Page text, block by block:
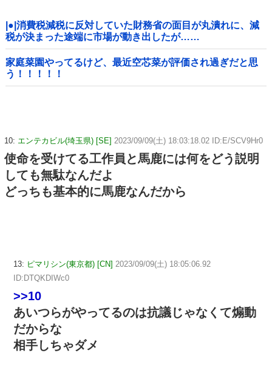
|●|消費税減税に反対していた財務省の面目が丸潰れに、減
税が決まった途端に市場が動き出したが……
家庭菜園やってるけど、最近空芯菜が評価され過ぎだと思
う！！！！！
10: エンテカビル(埼玉県) [SE] 2023/09/09(土) 18:03:18.02 ID:E/SCV9Hr0
使命を受けてる工作員と馬鹿には何をどう説明
しても無駄なんだよ
どっちも基本的に馬鹿なんだから
13: ピマリシン(東京都) [CN] 2023/09/09(土) 18:05:06.92
ID:DTQKDIWc0
>>10
あいつらがやってるのは抗議じゃなくて煽動
だからな
相手しちゃダメ